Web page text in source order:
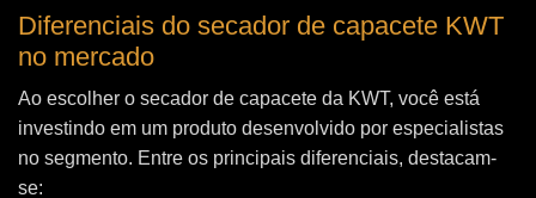
Diferenciais do secador de capacete KWT
no mercado
Ao escolher o secador de capacete da KWT, você está
investindo em um produto desenvolvido por especialistas
no segmento. Entre os principais diferenciais, destacam-
se: